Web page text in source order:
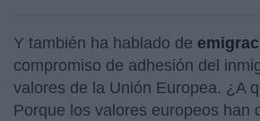
Y también ha hablado de
compromiso de adhesión del
valores de la Unión Europea. ¿A
Porque los valores europeos han